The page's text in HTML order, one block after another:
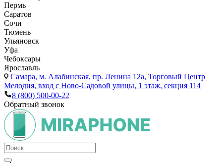
Пермь
Саратов
Сочи
Тюмень
Ульяновск
Уфа
Чебоксары
Ярославль
Самара, м. Алабинская, пр. Ленина 12а, Торговый Центр
Мелодия, вход с Ново-Садовой улицы, 1 этаж, секция 114
8 (800) 500-00-22
Обратный звонок